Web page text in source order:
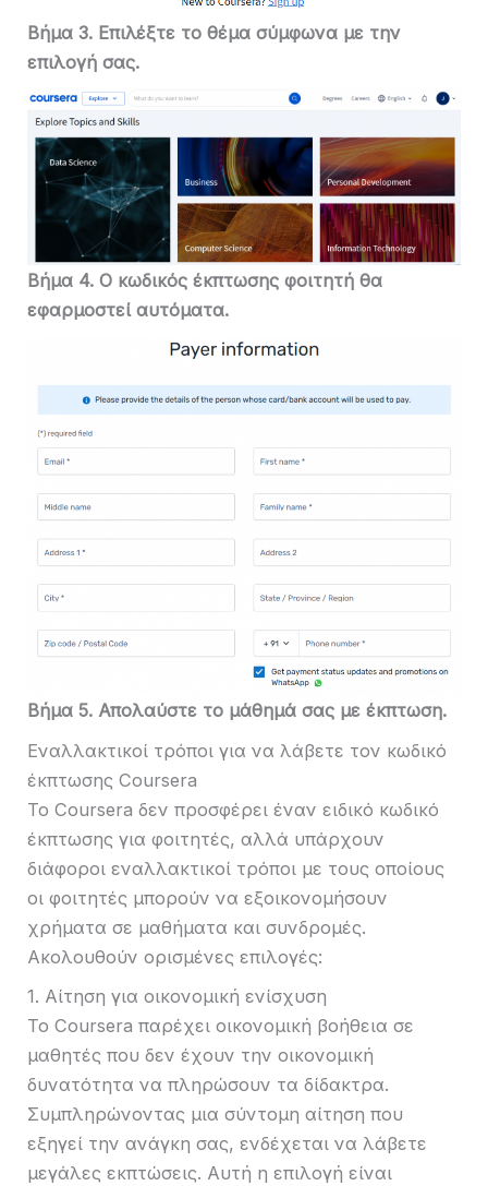
Βήμα 3. Επιλέξτε το θέμα σύμφωνα με την
επιλογή σας.
Βήμα 4. Ο κωδικός έκπτωσης φοιτητή θα
εφαρμοστεί αυτόματα.
Βήμα 5. Απολαύστε το μάθημά σας με έκπτωση.
Εναλλακτικοί τρόποι για να λάβετε τον κωδικό
έκπτωσης Coursera
Το Coursera δεν προσφέρει έναν ειδικό κωδικό
έκπτωσης για φοιτητές, αλλά υπάρχουν
διάφοροι εναλλακτικοί τρόποι με τους οποίους
οι φοιτητές μπορούν να εξοικονομήσουν
χρήματα σε μαθήματα και συνδρομές.
Ακολουθούν ορισμένες επιλογές:
1. Αίτηση για οικονομική ενίσχυση
Το Coursera παρέχει οικονομική βοήθεια σε
μαθητές που δεν έχουν την οικονομική
δυνατότητα να πληρώσουν τα δίδακτρα.
Συμπληρώνοντας μια σύντομη αίτηση που
εξηγεί την ανάγκη σας, ενδέχεται να λάβετε
μεγάλες εκπτώσεις. Αυτή η επιλογή είναι